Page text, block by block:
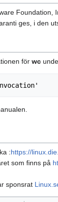
Foundation,
ges, i den
för wc
:https://
som finns på
sponsrat